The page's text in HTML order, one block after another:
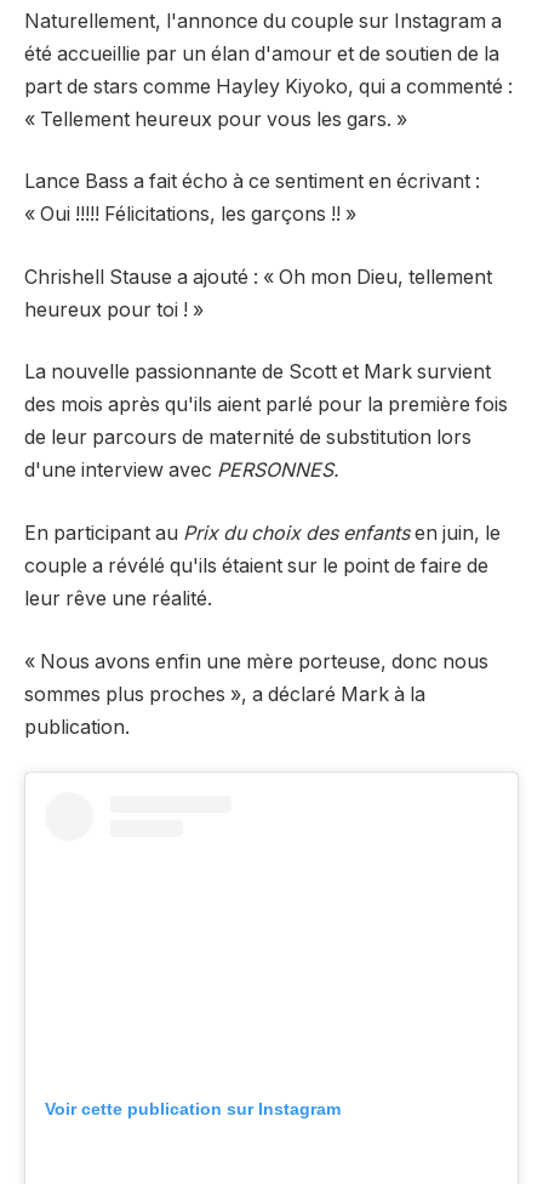
Naturellement, l'annonce du couple sur Instagram a
été accueillie par un élan d'amour et de soutien de la
part de stars comme Hayley Kiyoko, qui a commenté :
« Tellement heureux pour vous les gars. »
Lance Bass a fait écho à ce sentiment en écrivant :
« Oui !!!!! Félicitations, les garçons !! »
Chrishell Stause a ajouté : « Oh mon Dieu, tellement
heureux pour toi ! »
La nouvelle passionnante de Scott et Mark survient
des mois après qu'ils aient parlé pour la première fois
de leur parcours de maternité de substitution lors
d'une interview avec PERSONNES.
En participant au Prix ​​​​du choix des enfantsen juin, le
couple a révélé qu'ils étaient sur le point de faire de
leur rêve une réalité.
« Nous avons enfin une mère porteuse, donc nous
sommes plus proches », a déclaré Mark à la
publication.
Voir cette publication sur Instagram